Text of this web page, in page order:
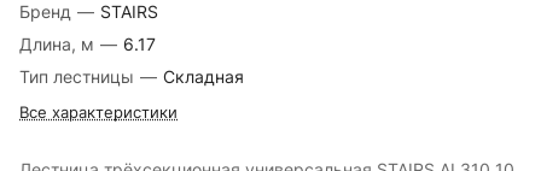
Бренд — STAIRS
Длина, м — 6.17
Тип лестницы — Складная
Все характеристики